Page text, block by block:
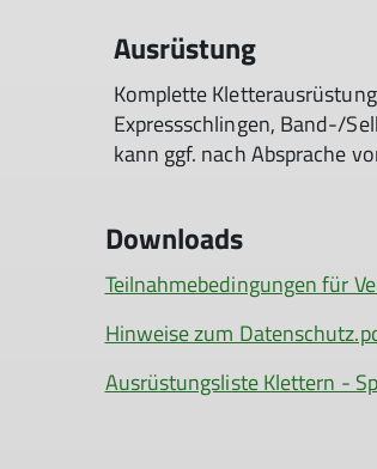
Ausrüstung
Komplette
Expressschlingen, Band-/
kann ggf. nach Absprache
Downloads
Teilnahmebedingungen für
Hinweise zum
Ausrüstungsliste Klettern -